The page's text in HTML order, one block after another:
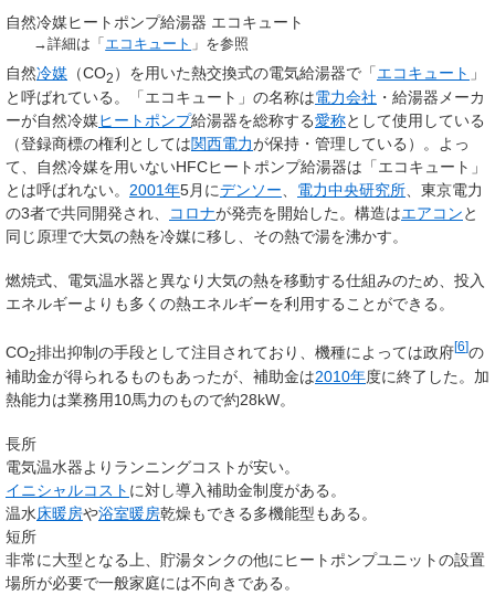
自然冷媒ヒートポンプ給湯器 エコキュート
→詳細は「 エコキュート 」を参照
自然冷媒 （CO2 ）を用いた熱交換式の電気給湯器で「エコキュート 」
と呼ばれている。「エコキュート」の名称は電力会社 ・給湯器メーカ
ーが自然冷媒ヒートポンプ給湯器を総称する愛称として使用している
（登録商標の権利としては関西電力が保持・管理している）。よっ
て、自然冷媒を用いないHFCヒートポンプ給湯器は「エコキュート」
とは呼ばれない。 2001年5月にデンソー、 電力中央研究所、東京電力
の3者で共同開発され、
コロナが発売を開始した。構造はエアコンと
同じ原理で大気の熱を冷媒に移し、その熱で湯を沸かす。
燃焼式、電気温水器と異なり大気の熱を移動する仕組みのため、投入
エネルギーよりも多くの熱エネルギーを利用することができる。
CO2排出抑制の手段として注目されており、機種によっては政府[6]の
補助金が得られるものもあったが、補助金は2010年度に終了した。加
熱能力は業務用10馬力のもので約28kW。
長所
電気温水器よりランニングコストが安い。
イニシャルコスト に対し導入補助金制度がある。
温水床暖房や浴室暖房乾燥もできる多機能型もある。
短所
非常に大型となる上、貯湯タンクの他にヒートポンプユニットの設置
場所が必要で一般家庭には不向きである。